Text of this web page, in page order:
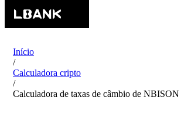
Início
/
Calculadora cripto
/
Calculadora de taxas de câmbio de